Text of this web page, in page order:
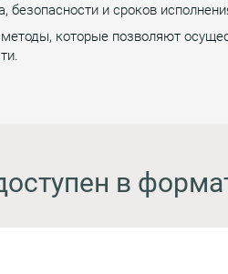
безопасности и сроков
которые позволяют
в